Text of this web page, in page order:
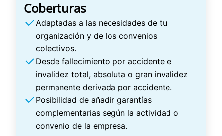
Coberturas
Adaptadas a las necesidades de tu
organización y de los convenios
colectivos.
Desde fallecimiento por accidente e
invalidez total, absoluta o gran invalidez
permanente derivada por accidente.
Posibilidad de añadir garantías
complementarias según la actividad o
convenio de la empresa.